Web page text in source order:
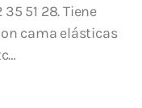
35 51 28. Tiene
cama elásticas